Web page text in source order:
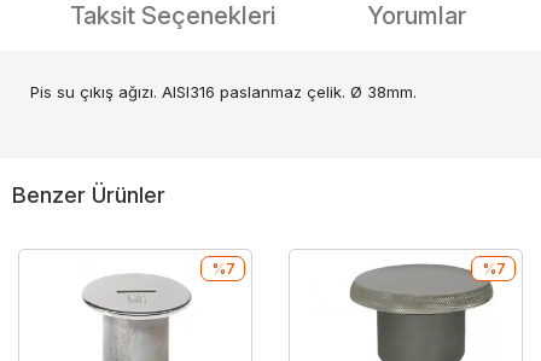
Taksit Seçenekleri Yorumlar
Pis su çıkış ağızı. AISI316 paslanmaz çelik. Ø 38mm.
Benzer Ürünler
%7 %7